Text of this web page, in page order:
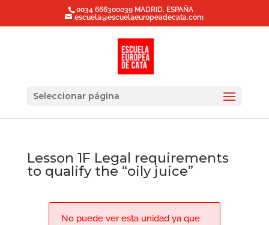
0034 666300039 MADRID. ESPAÑA
escuela@escuelaeuropeadecata.com
Seleccionar página
Lesson 1F Legal requirements
to qualify the “oily juice”
No puede ver esta unidad ya que